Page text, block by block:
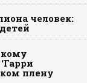
человек:
плену